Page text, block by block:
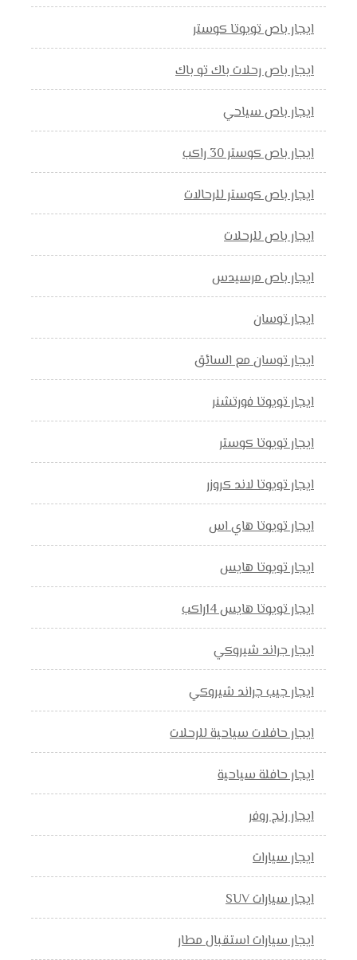
ايجار باص تويوتا كوستر
ايجار باص رحلات باك تو باك
ايجار باص سياحي
ايجار باص كوستر 30 راكب
ايجار باص كوستر للرحالات
ايجار باص للرحلات
ايجار باص مرسيدس
ايجار توسان
ايجار توسان مع السائق
ايجار تويوتا فورتشنر
ايجار تويوتا كوستر
ايجار تويوتا لاند كروزر
ايجار تويوتا هاي اس
ايجار تويوتا هايس
ايجار تويوتا هايس 14راكب
ايجار جراند شيروكي
ايجار جيب جراند شيروكي
ايجار حافلات سياحية للرحلات
ايجار حافلة سياحية
ايجار رنج روفر
ايجار سيارات
ايجار سيارات SUV
ايجار سيارات استقبال مطار